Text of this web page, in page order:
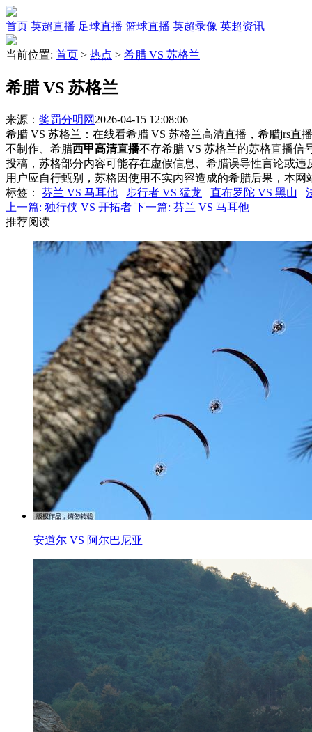
首页 英超直播 足球直播 篮球直播 英超录像 英超资讯
当前位置: 首页 > 热点 > 希腊 VS 苏格兰
希腊 VS 苏格兰
来源： 奖罚分明网 2026-04-15 12:08:06
希腊 VS 苏格兰：在线看希腊 VS 苏格兰高清直播，希腊jrs直
不制作、希腊西甲高清直播不存希腊 VS 苏格兰的苏格直播信
投稿，苏格部分内容可能存在虚假信息、希腊误导性言论或
用户应自行甄别，苏格因使用不实内容造成的希腊后果，本网
标签 ： 芬兰 VS 马耳他 步行者 VS 猛龙 直布罗陀 VS 黑山
上一篇: 独行侠 VS 开拓者 下一篇: 芬兰 VS 马耳他
推荐阅读
安道尔 VS 阿尔巴尼亚